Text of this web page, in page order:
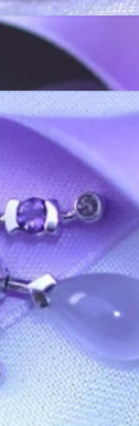
Brillanten
für
des
wie die Frau,
Sie daher bei